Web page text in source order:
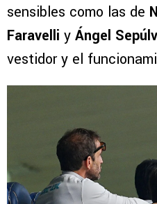
sensibles como las de
Faravelli y Ángel
vestidor y el